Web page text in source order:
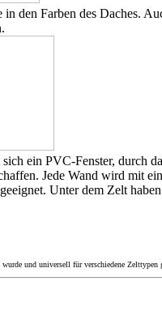
Farben des Daches.
ein PVC-Fenster, durch
Jede Wand wird mit
Unter dem Zelt
und universell für verschiedene